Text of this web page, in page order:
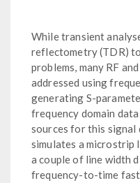
While transient
reflectometry (TDR)
problems, many RF
addressed using
generating S-
frequency domain
sources for this signal
simulates a microstrip
a couple of line width
frequency-to-time